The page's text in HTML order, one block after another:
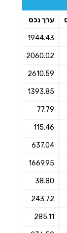
ערך נכס
1944.43
2060.02
2610.59
1393.85
77.79
115.46
637.04
1669.95
38.80
243.72
285.11